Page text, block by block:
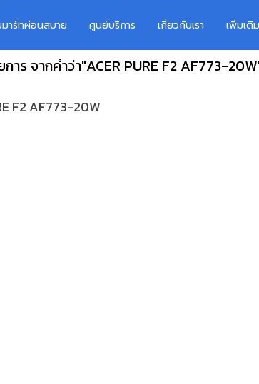
มาร์ทผ่อนสบาย ศูนย์บริการ เกี่ยวกับเรา เพิ่มเ
าร จากคำว่า"ACER PURE F2 AF773-
F2 AF773-20W